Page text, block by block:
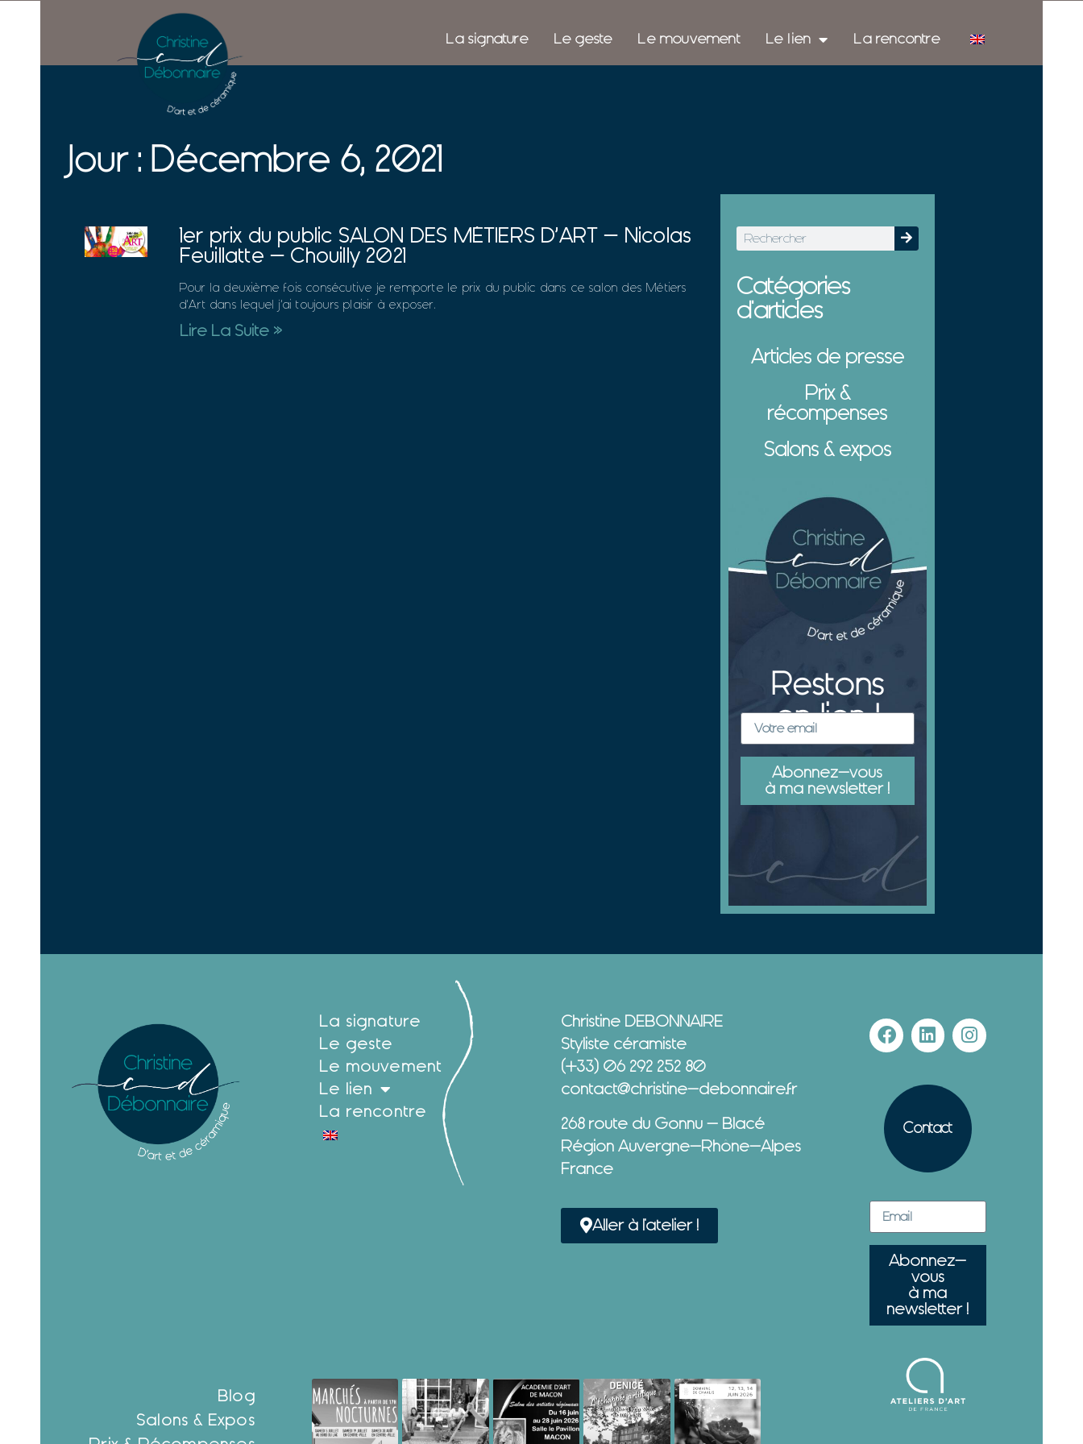
La signature Le geste Le mouvement Le lien La rencontre
Jour : Décembre 6, 2021
1er prix du public SALON DES MÉTIERS D’ART – Nicolas
Feuillatte – Chouilly 2021
Pour la deuxième fois consécutive je remporte le prix du public dans ce salon des Métiers
d’Art dans lequel j’ai toujours plaisir à exposer.
Lire La Suite »
Catégories
d'articles
Articles de presse
Prix &
récompenses
Salons & expos
Restons
en lien !
Abonnez-vous
à ma newsletter !
La signature
Le geste
Le mouvement
Le lien
La rencontre
Christine DEBONNAIRE
Styliste céramiste
(+33) 06 292 252 80
contact@christine-debonnaire.fr
268 route du Gonnu – Blacé
Région Auvergne-Rhône-Alpes
France
Aller à l'atelier !
Contact
Abonnez-
vous
à ma
newsletter !
Blog
Salons & Expos